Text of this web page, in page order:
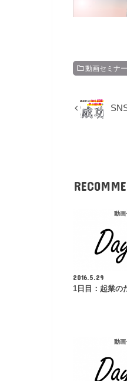
動画セミナ
動画
2016.5.29
1日目：起業の
動画